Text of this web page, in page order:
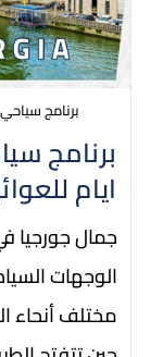
برنامج سياحي جورجيا
ايام
جمال جورجيا
الوجهات
مختلف أنحاء